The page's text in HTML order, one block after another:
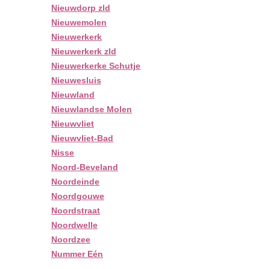
Nieuwdorp zld
Nieuwemolen
Nieuwerkerk
Nieuwerkerk zld
Nieuwerkerke Schutje
Nieuwesluis
Nieuwland
Nieuwlandse Molen
Nieuwvliet
Nieuwvliet-Bad
Nisse
Noord-Beveland
Noordeinde
Noordgouwe
Noordstraat
Noordwelle
Noordzee
Nummer Eén